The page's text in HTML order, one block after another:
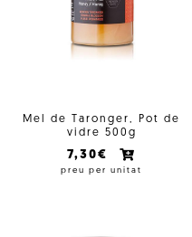
Mel de Taronger, Pot de
vidre 500g
7,30€
preu per unitat